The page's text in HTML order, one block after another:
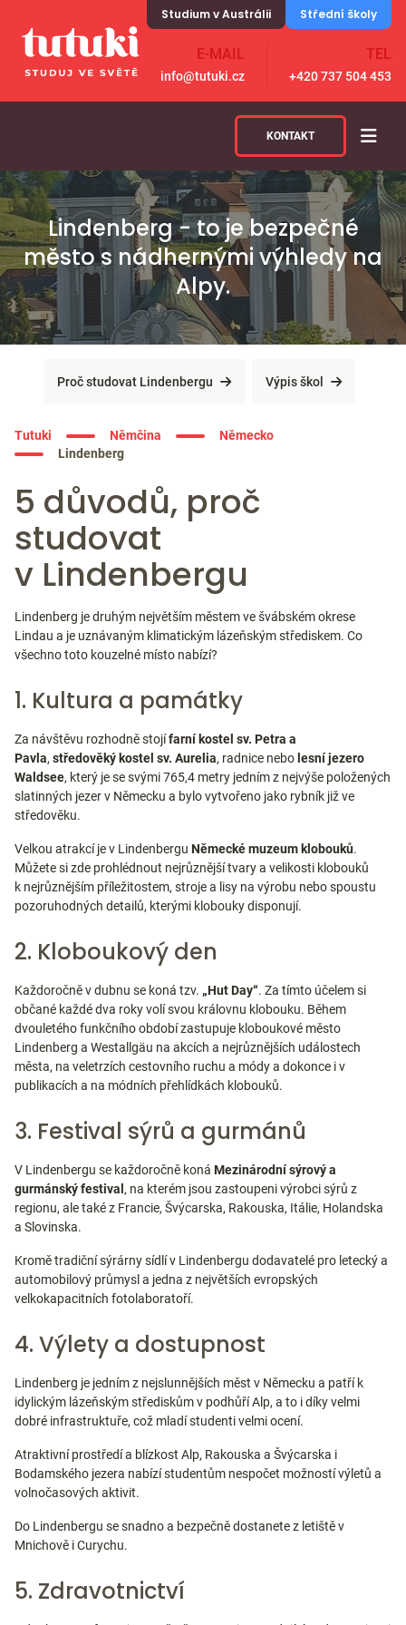
Studium v Austrálii Střední školy
E-MAIL
info@tutuki.cz
TEL
+420 737 504 453
KONTAKT
Lindenberg - to je bezpečné
město s nádhernými výhledy na
Alpy.
Proč studovat Lindenbergu Výpis škol
Tutuki Němčina
Německo
Lindenberg
5 důvodů, proč
studovat
v Lindenbergu
Lindenberg je druhým největším městem ve švábském okrese
Lindau a je uznávaným klimatickým lázeňským střediskem. Co
všechno toto kouzelné místo nabízí?
1. Kultura a památky
Za návštěvu rozhodně stojífarní kostel sv. Petra a
Pavla, středověký kostel sv. Aurelia, radnice nebo lesní jezero
Waldsee, který je se svými 765,4 metry jedním z nejvýše položených
slatinných jezer v Německu a bylo vytvořeno jako rybník již ve
středověku.
Velkou atrakcí je v Lindenbergu Německé muzeum klobouků.
Můžete si zde prohlédnout nejrůznější tvary a velikosti klobouků
k nejrůznějším příležitostem, stroje a lisy na výrobu nebo spoustu
pozoruhodných detailů, kterými klobouky disponují.
2. Kloboukový den
Každoročně v dubnu se koná tzv. „Hut Day“. Za tímto účelem si
občané každé dva roky volí svou královnu klobouku. Během
dvouletého funkčního období zastupuje kloboukové město
Lindenberg a Westallgäu na akcích a nejrůznějších událostech
města, na veletrzích cestovního ruchu a módy a dokonce i v
publikacích a na módních přehlídkách klobouků.
3. Festival sýrů a gurmánů
V Lindenbergu se každoročně koná Mezinárodní sýrový a
gurmánský festival , na kterém jsou zastoupeni výrobci sýrů z
regionu, ale také z Francie, Švýcarska, Rakouska, Itálie, Holandska
a Slovinska.
Kromě tradiční sýrárny sídlí v Lindenbergu dodavatelé pro letecký a
automobilový průmysl a jedna z největších evropských
velkokapacitních fotolaboratoří.
4. Výlety a dostupnost
Lindenberg je jedním z nejslunnějších měst v Německu a patří k
idylickým lázeňským střediskům v podhůří Alp, a to i díky velmi
dobré infrastruktuře, což mladí studenti velmi ocení.
Atraktivní prostředí a blízkost Alp, Rakouska a Švýcarska i
Bodamského jezera nabízí studentům nespočet možností výletů a
volnočasových aktivit.
Do Lindenbergu se snadno a bezpečně dostanete z letiště v
Mnichově i Curychu.
5. Zdravotnictví